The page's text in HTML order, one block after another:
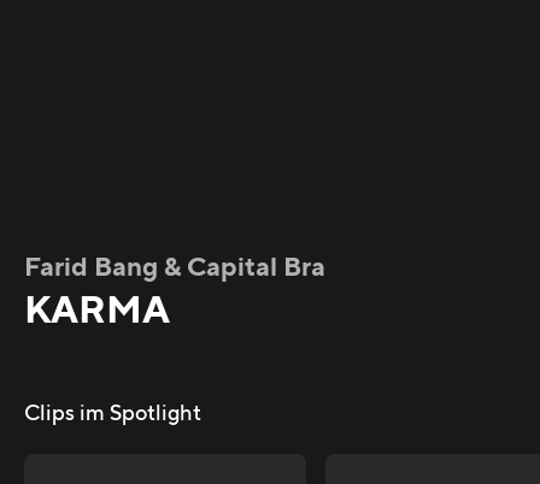
Farid Bang & Capital Bra
KARMA
Clips im Spotlight